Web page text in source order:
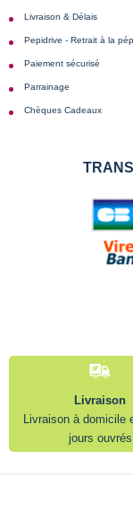
Livraison & Délais
Pepidrive - Retrait à la
Paiement sécurisé
Parrainage
Chèques Cadeaux
Livraison
Livraison à domicile
jours ouvrés